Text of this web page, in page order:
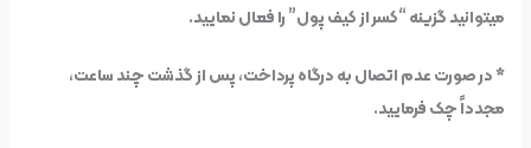
میتوانید گزینه “کسر از کیف پول” را فعال نمایید.
* در صورت عدم اتصال به درگاه پرداخت، پس از گذشت چند ساعت،
مجدداً چک فرمایید.